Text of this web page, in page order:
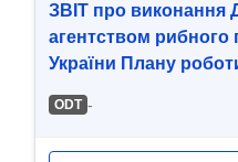
ЗВІТ про виконання
агентством рибного
України Плану
аграрної політики
України за 2018 рік
ODT -